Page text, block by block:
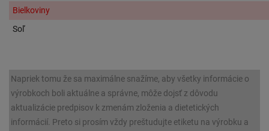
Bielkoviny
Soľ
Napriek tomu že sa maximálne snažíme, aby všetky informácie o
výrobkoch boli aktuálne a správne, môže dojsť z dôvodu
aktualizácie predpisov k zmenám zloženia a dietetických
informácií. Preto si prosím vždy preštudujte etiketu na výrobku a